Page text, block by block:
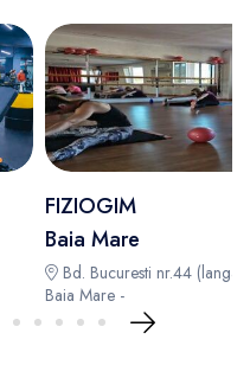
FIZIOGIM
Baia Mare
Bd. Bucuresti nr.44 (langa
Baia Mare -